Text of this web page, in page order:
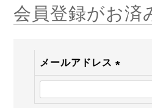
会員登録がお済
メールアドレス
(必
須)